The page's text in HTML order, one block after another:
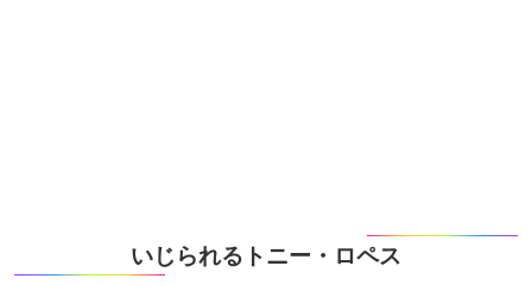
いじられるトニー・ロペス